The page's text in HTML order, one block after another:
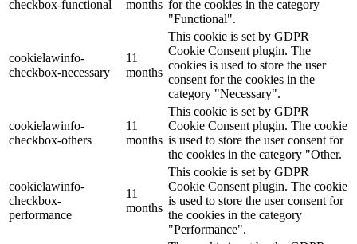
checkbox-functional
months for the cookies in the category
"Functional".
cookielawinfo-
checkbox-necessary
11
months
This cookie is set by GDPR
Cookie Consent plugin. The
cookies is used to store the user
consent for the cookies in the
category "Necessary".
cookielawinfo-
checkbox-others
11
months
This cookie is set by GDPR
Cookie Consent plugin. The cookie
is used to store the user consent for
the cookies in the category "Other.
cookielawinfo-
checkbox-
performance
11
months
This cookie is set by GDPR
Cookie Consent plugin. The cookie
is used to store the user consent for
the cookies in the category
"Performance".